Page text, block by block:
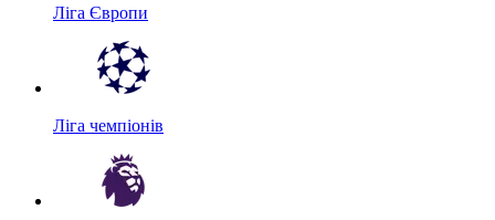
Ліга Європи
Ліга чемпіонів